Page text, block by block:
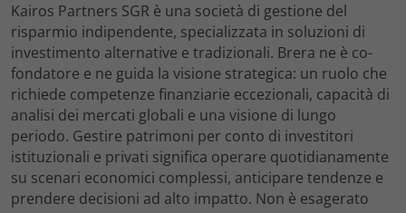
Kairos Partners SGR è una società di gestione del
risparmio indipendente, specializzata in soluzioni di
investimento alternative e tradizionali. Brera ne è co-
fondatore e ne guida la visione strategica: un ruolo che
richiede competenze finanziarie eccezionali, capacità di
analisi dei mercati globali e una visione di lungo
periodo. Gestire patrimoni per conto di investitori
istituzionali e privati significa operare quotidianamente
su scenari economici complessi, anticipare tendenze e
prendere decisioni ad alto impatto. Non è esagerato